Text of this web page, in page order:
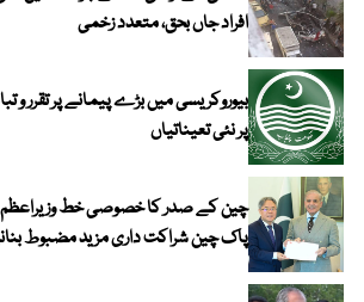
افراد جاں بحق، متعدد زخمی
بیوروکریسی میں بڑے پیمانے پر تقرر و
پر نئی تعیناتیاں
چین کے صدر کا خصوصی خط وزیراعظم
پاک چین شراکت داری مزید مضبوط